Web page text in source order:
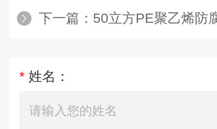
下一篇： 50立方PE聚乙烯防
* 姓名：